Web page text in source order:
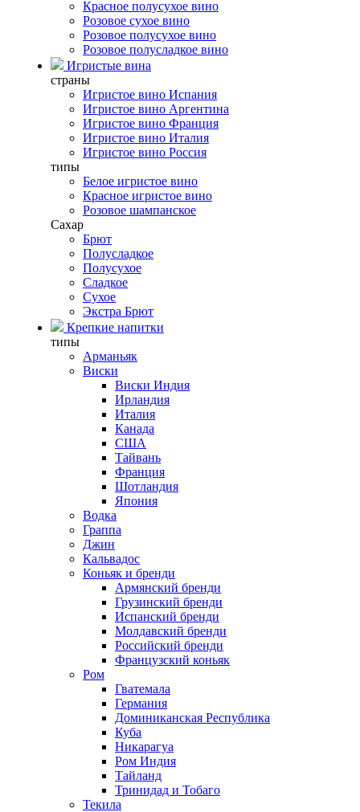
Красное полусухое вино
Розовое сухое вино
Розовое полусухое вино
Розовое полусладкое вино
Игристые вина
страны
Игристое вино Испания
Игристое вино Аргентина
Игристое вино Франция
Игристое вино Италия
Игристое вино Россия
типы
Белое игристое вино
Красное игристое вино
Розовое шампанское
Сахар
Брют
Полусладкое
Полусухое
Сладкое
Сухое
Экстра Брют
Крепкие напитки
типы
Арманьяк
Виски
Виски Индия
Ирландия
Италия
Канада
США
Тайвань
Франция
Шотландия
Япония
Водка
Граппа
Джин
Кальвадос
Коньяк и бренди
Армянский бренди
Грузинский бренди
Испанский бренди
Молдавский бренди
Российский бренди
Французский коньяк
Ром
Гватемала
Германия
Доминиканская Республика
Куба
Никарагуа
Ром Индия
Тайланд
Тринидад и Тобаго
Текила